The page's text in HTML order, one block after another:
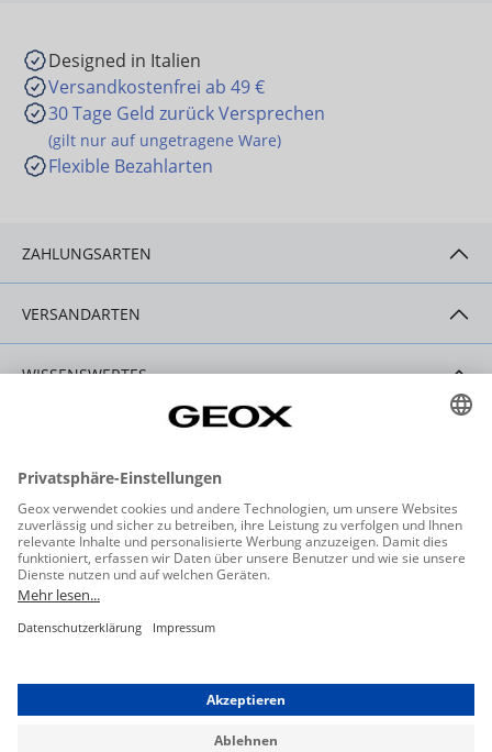
Designed in Italien
Versandkostenfrei ab 49 €
30 Tage Geld zurück Versprechen
(gilt nur auf ungetragene Ware)
Flexible Bezahlarten
ZAHLUNGSARTEN
VERSANDARTEN
WISSENSWERTES
Allgemeine Geschäftsbedingungen
Barrierefreiheit
Widerrufsbelehrung Impressum